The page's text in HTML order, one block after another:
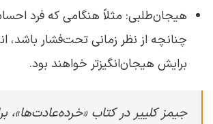
هیجان‌طلبی: مثلاً هنگامی که فرد
چنانچه از نظر زمانی تحت‌فشار باشد،
برایش هیجان‌انگیزتر خواهند بود.
جیمز کلییر در کتاب «خرده‌عادت‌ها»،